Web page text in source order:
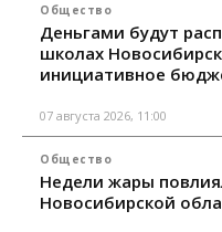
Общество
Деньгами будут
школах
инициативное
07 августа 2026, 11:00
Общество
Недели жары
Новосибирской